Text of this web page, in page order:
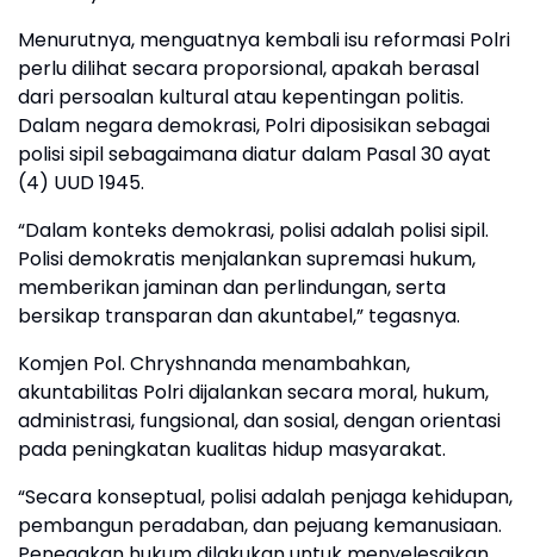
Menurutnya, menguatnya kembali isu reformasi Polri
perlu dilihat secara proporsional, apakah berasal
dari persoalan kultural atau kepentingan politis.
Dalam negara demokrasi, Polri diposisikan sebagai
polisi sipil sebagaimana diatur dalam Pasal 30 ayat
(4) UUD 1945.
“Dalam konteks demokrasi, polisi adalah polisi sipil.
Polisi demokratis menjalankan supremasi hukum,
memberikan jaminan dan perlindungan, serta
bersikap transparan dan akuntabel,” tegasnya.
Komjen Pol. Chryshnanda menambahkan,
akuntabilitas Polri dijalankan secara moral, hukum,
administrasi, fungsional, dan sosial, dengan orientasi
pada peningkatan kualitas hidup masyarakat.
“Secara konseptual, polisi adalah penjaga kehidupan,
pembangun peradaban, dan pejuang kemanusiaan.